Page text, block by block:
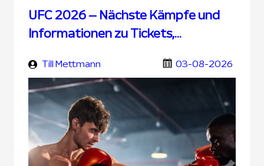
UFC 2026 – Nächste Kämpfe und
Informationen zu Tickets,
Till Mettmann 03-08-2026